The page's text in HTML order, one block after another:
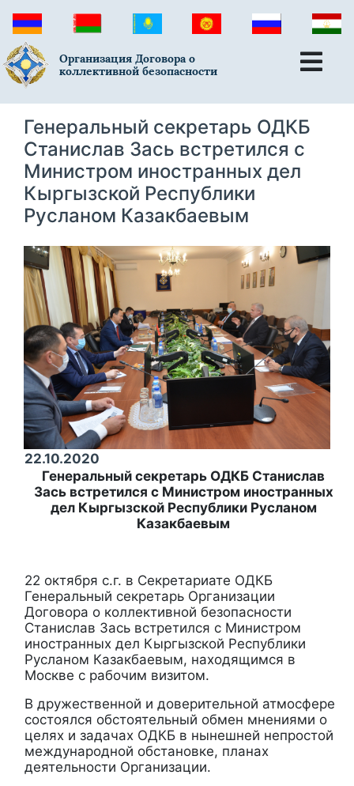
Организация Договора о
коллективной безопасности
Генеральный секретарь ОДКБ
Станислав Зась встретился с
Министром иностранных дел
Кыргызской Республики
Русланом Казакбаевым
22.10.2020
Генеральный секретарь ОДКБ Станислав
Зась встретился с Министром иностранных
дел Кыргызской Республики Русланом
Казакбаевым
22 октября с.г. в Секретариате ОДКБ
Генеральный секретарь Организации
Договора о коллективной безопасности
Станислав Зась встретился с Министром
иностранных дел Кыргызской Республики
Русланом Казакбаевым, находящимся в
Москве с рабочим визитом.
В дружественной и доверительной атмосфере
состоялся обстоятельный обмен мнениями о
целях и задачах ОДКБ в нынешней непростой
международной обстановке, планах
деятельности Организации.